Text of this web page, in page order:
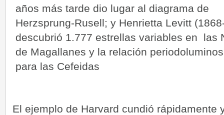
años más tarde dio lugar al diagrama de
Herzsprung-Rusell; y Henrietta Levitt
descubrió 1.777 estrellas variables en las
de Magallanes y la relación
para las Cefeidas
El ejemplo de Harvard cundió rápidamente